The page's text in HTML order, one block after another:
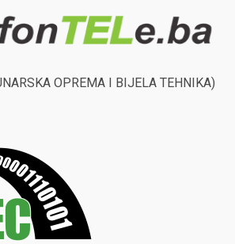
OPREMA I BIJELA TEHNIKA)